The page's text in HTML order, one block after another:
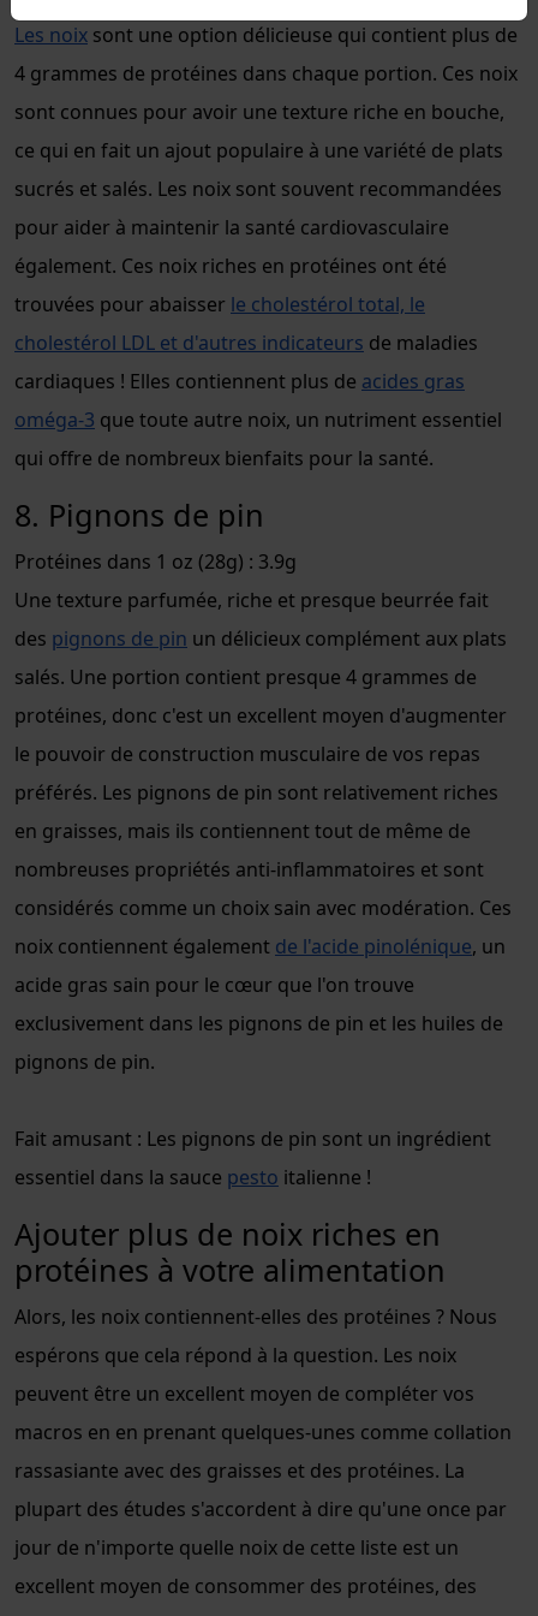
Les noix sont une option délicieuse qui contient plus de
4 grammes de protéines dans chaque portion. Ces noix
sont connues pour avoir une texture riche en bouche,
ce qui en fait un ajout populaire à une variété de plats
sucrés et salés. Les noix sont souvent recommandées
pour aider à maintenir la santé cardiovasculaire
également. Ces noix riches en protéines ont été
trouvées pour abaisser le cholestérol total, le
cholestérol LDL et d'autres indicateurs de maladies
cardiaques ! Elles contiennent plus de acides gras
oméga-3 que toute autre noix, un nutriment essentiel
qui offre de nombreux bienfaits pour la santé.
8. Pignons de pin
Protéines dans 1 oz (28g) : 3.9g
Une texture parfumée, riche et presque beurrée fait
des pignons de pin un délicieux complément aux plats
salés. Une portion contient presque 4 grammes de
protéines, donc c'est un excellent moyen d'augmenter
le pouvoir de construction musculaire de vos repas
préférés. Les pignons de pin sont relativement riches
en graisses, mais ils contiennent tout de même de
nombreuses propriétés anti-inflammatoires et sont
considérés comme un choix sain avec modération. Ces
noix contiennent également de l'acide pinolénique, un
acide gras sain pour le cœur que l'on trouve
exclusivement dans les pignons de pin et les huiles de
pignons de pin.
Fait amusant : Les pignons de pin sont un ingrédient
essentiel dans la sauce pesto italienne !
Ajouter plus de noix riches en
protéines à votre alimentation
Alors, les noix contiennent-elles des protéines ? Nous
espérons que cela répond à la question. Les noix
peuvent être un excellent moyen de compléter vos
macros en en prenant quelques-unes comme collation
rassasiante avec des graisses et des protéines. La
plupart des études s'accordent à dire qu'une once par
jour de n'importe quelle noix de cette liste est un
excellent moyen de consommer des protéines, des